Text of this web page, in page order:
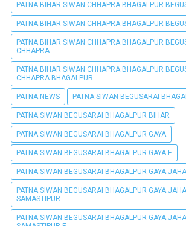
PATNA BIHAR SIWAN CHHAPRA BHAGALPUR
PATNA BIHAR SIWAN CHHAPRA BHAGALPUR
PATNA BIHAR SIWAN CHHAPRA BHAGALPUR
CHHAPRA
PATNA BIHAR SIWAN CHHAPRA BHAGALPUR
CHHAPRA BHAGALPUR
PATNA NEWS PATNA SIWAN BEGUSARAI
PATNA SIWAN BEGUSARAI BHAGALPUR BIHAR
PATNA SIWAN BEGUSARAI BHAGALPUR GAYA
PATNA SIWAN BEGUSARAI BHAGALPUR GAYA E
PATNA SIWAN BEGUSARAI BHAGALPUR GAYA
PATNA SIWAN BEGUSARAI BHAGALPUR GAYA
SAMASTIPUR
PATNA SIWAN BEGUSARAI BHAGALPUR GAYA